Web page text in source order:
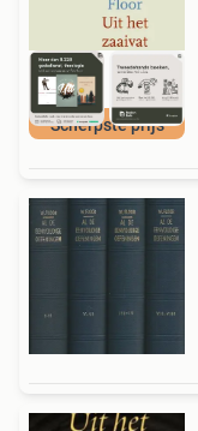
Scherpste prijs